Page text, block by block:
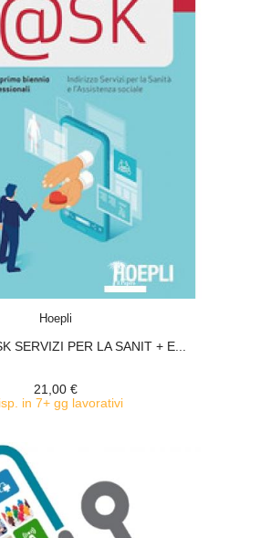
Hoepli
SERVIZI PER LA SANIT + E...
21,00 €
in 7+ gg lavorativi